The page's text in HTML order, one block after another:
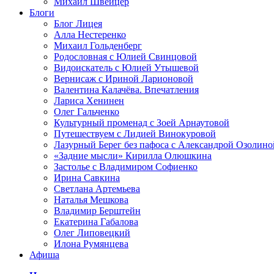
Блоги
Блог Лицея
Алла Нестеренко
Михаил Гольденберг
Родословная с Юлией Свинцовой
Видоискатель с Юлией Утышевой
Вернисаж с Ириной Ларионовой
Валентина Калачёва. Впечатления
Лариса Хенинен
Олег Гальченко
Культурный променад с Зоей Арнаутовой
Путешествуем с Лидией Винокуровой
Лазурный Берег без пафоса с Александрой
«Задние мысли» Кирилла Олюшкина
Застолье с Владимиром Софиенко
Ирина Савкина
Светлана Артемьева
Наталья Мешкова
Владимир Берштейн
Екатерина Габалова
Олег Липовецкий
Илона Румянцева
Афиша